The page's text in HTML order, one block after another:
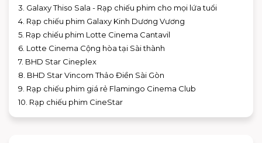
3. Galaxy Thiso Sala - Rạp chiếu phim cho mọi lứa tuổi
4. Rạp chiếu phim Galaxy Kinh Dương Vương
5. Rạp chiếu phim Lotte Cinema Cantavil
6. Lotte Cinema Cộng hòa tại Sài thành
7. BHD Star Cineplex
8. BHD Star Vincom Thảo Điền Sài Gòn
9. Rạp chiếu phim giá rẻ Flamingo Cinema Club
10. Rạp chiếu phim CineStar